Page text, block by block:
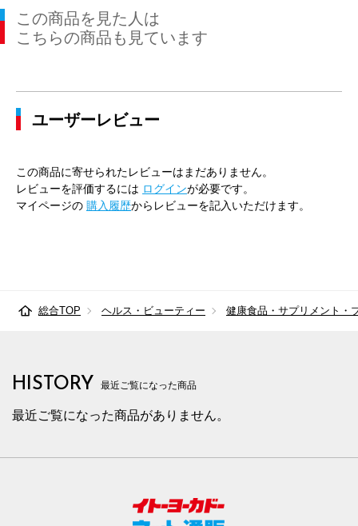
この商品を見た人は
こちらの商品も見ています
ユーザーレビュー
この商品に寄せられたレビューはまだありません。
レビューを評価するには ログインが必要です。
マイページの 購入履歴からレビューを記入いただけます。
総合TOP ヘルス・ビューティー 健康食品・サプリメント・
HISTORY 最近ご覧になった商品
最近ご覧になった商品がありません。